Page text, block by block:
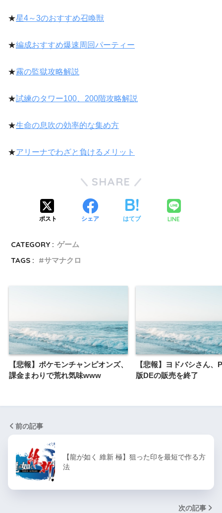
★星4～3のおすすめ召喚獣
★編成おすすめ爆速周回パーティー
★霧の監獄攻略解説
★試練のタワー100、200階攻略解説
★生命の息吹の効率的な集め方
★アリーナでわざと負けるメリット
SHARE
ポスト シェア はてブ LINE
CATEGORY : ゲーム
TAGS :
サマナクロ
【悲報】ポケモンチャンピオンズ、
課金まわりで荒れ気味www
【悲報】ヨドバシさん、
版DEの販売を終了
前の記事
【龍が如く 維新 極】狙った印を最短で作る方
法
次の記事